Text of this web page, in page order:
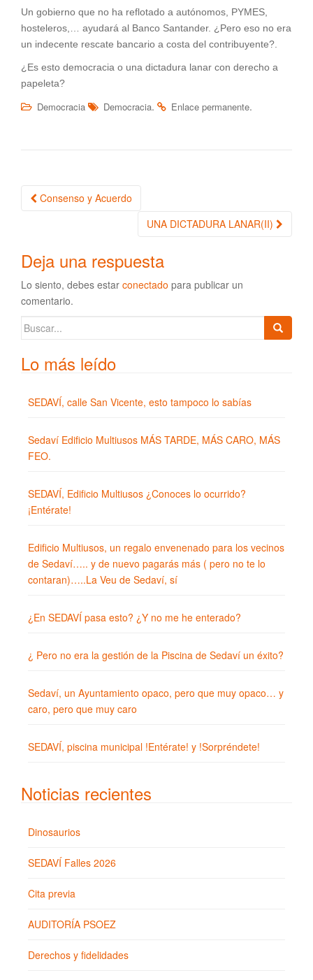
Un gobierno que no ha reflotado a autónomos, PYMES,
hosteleros,… ayudará al Banco Santander. ¿Pero eso no era
un indecente rescate bancario a costa del contribuyente?.
¿Es esto democracia o una dictadura lanar con derecho a
papeleta?
Democracia Democracia. Enlace permanente.
Navegación de la entrada
Consenso y Acuerdo
UNA DICTADURA LANAR(II)
Deja una respuesta
Lo siento, debes estar conectado para publicar un
comentario.
Buscar:
Lo más leído
SEDAVÍ, calle San Vicente, esto tampoco lo sabías
Sedaví Edificio Multiusos MÁS TARDE, MÁS CARO, MÁS
FEO.
SEDAVÍ, Edificio Multiusos ¿Conoces lo ocurrido?
¡Entérate!
Edificio Multiusos, un regalo envenenado para los vecinos
de Sedaví….. y de nuevo pagarás más ( pero no te lo
contaran)…..La Veu de Sedaví, sí
¿En SEDAVÍ pasa esto? ¿Y no me he enterado?
¿ Pero no era la gestión de la Piscina de Sedaví un éxito?
Sedaví, un Ayuntamiento opaco, pero que muy opaco… y
caro, pero que muy caro
SEDAVÍ, piscina municipal !Entérate! y !Sorpréndete!
Noticias recientes
Dinosaurios
SEDAVÍ Falles 2026
Cita previa
AUDITORÍA PSOEZ
Derechos y fidelidades